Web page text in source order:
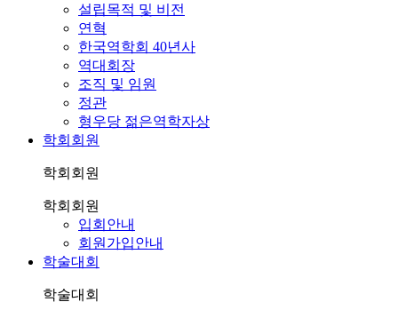
설립목적 및 비전
연혁
한국역학회 40년사
역대회장
조직 및 임원
정관
형우당 젊은역학자상
학회회원
학회회원
학회회원
입회안내
회원가입안내
학술대회
학술대회